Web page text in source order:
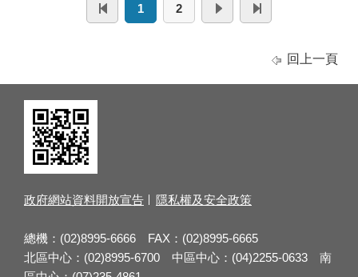
1 2
回上一頁
政府網站資料開放宣告 隱私權及安全政策
總機：(02)8995-6666 FAX：(02)8995-6665
北區中心：(02)8995-6700 中區中心：(04)2255-0633 南